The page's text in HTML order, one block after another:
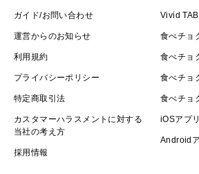
ガイド/お問い合わせ
運営からのお知らせ
利用規約
プライバシーポリシー
特定商取引法
カスタマーハラスメントに対する
当社の考え方
採用情報
Vivid
食べチョ
食べチョ
食べチョ
食べチョ
iOSアプリ
Android